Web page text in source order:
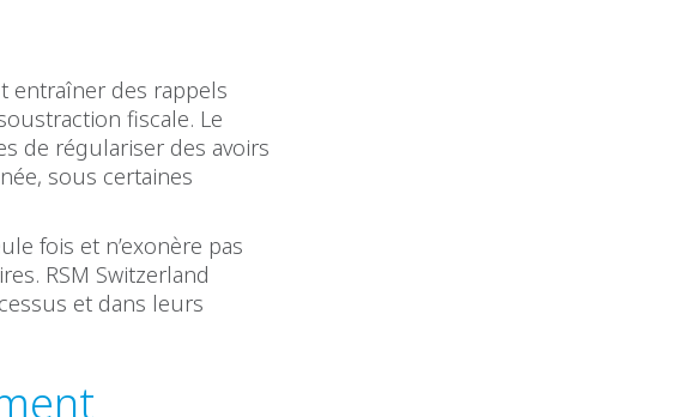
entraîner des rappels
fiscale. Le
de régulariser des avoirs
sous certaines
fois et n’exonère pas
RSM Switzerland
et dans leurs